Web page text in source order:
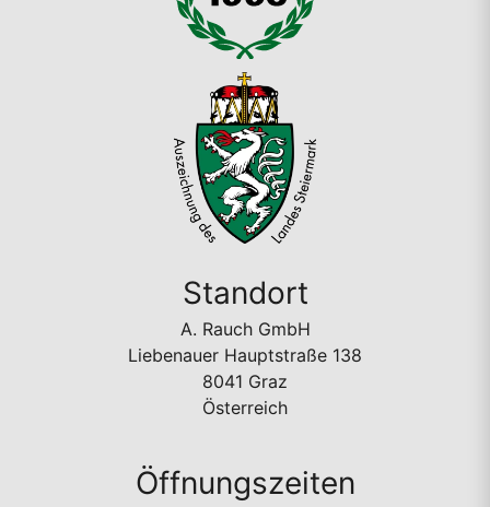
Standort
A. Rauch GmbH
Liebenauer Hauptstraße 138
8041 Graz
Österreich
Öffnungszeiten